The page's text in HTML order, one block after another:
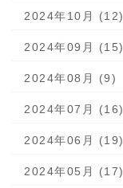
2024年10月 (12)
2024年09月 (15)
2024年08月 (9)
2024年07月 (16)
2024年06月 (19)
2024年05月 (17)